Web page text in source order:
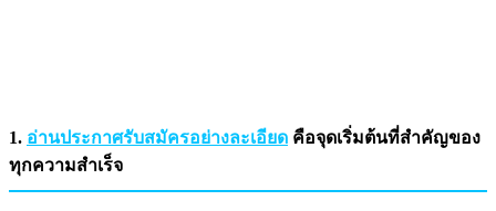
1. อ่านประกาศรับสมัครอย่างละเอียด คือจุดเริ่มต้นที่สำคัญของ
ทุกความสำเร็จ